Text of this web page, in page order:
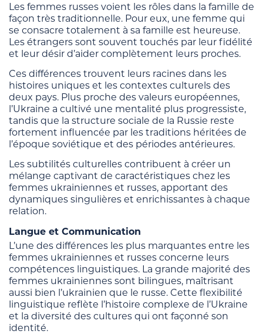
Les femmes russes voient les rôles dans la famille de
façon très traditionnelle. Pour eux, une femme qui
se consacre totalement à sa famille est heureuse.
Les étrangers sont souvent touchés par leur fidélité
et leur désir d’aider complètement leurs proches.
Ces différences trouvent leurs racines dans les
histoires uniques et les contextes culturels des
deux pays. Plus proche des valeurs européennes,
l’Ukraine a cultivé une mentalité plus progressiste,
tandis que la structure sociale de la Russie reste
fortement influencée par les traditions héritées de
l’époque soviétique et des périodes antérieures.
Les subtilités culturelles contribuent à créer un
mélange captivant de caractéristiques chez les
femmes ukrainiennes et russes, apportant des
dynamiques singulières et enrichissantes à chaque
relation.
Langue et Communication
L’une des différences les plus marquantes entre les
femmes ukrainiennes et russes concerne leurs
compétences linguistiques. La grande majorité des
femmes ukrainiennes sont bilingues, maîtrisant
aussi bien l’ukrainien que le russe. Cette flexibilité
linguistique reflète l’histoire complexe de l’Ukraine
et la diversité des cultures qui ont façonné son
identité.